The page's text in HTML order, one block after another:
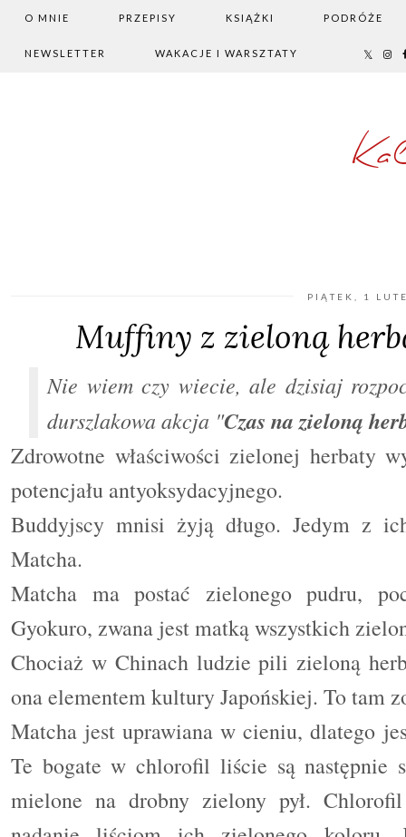
O MNIE PRZEPISY KSIĄŻKI PODRÓŻE
NEWSLETTER WAKACJE I WARSZTATY
PIĄTEK, 1
Muffiny z zieloną
Nie wiem czy wiecie, ale dzisiaj
durszlakowa akcja "Czas na zieloną
Zdrowotne właściwości zielonej herbaty
potencjału antyoksydacyjnego.
Buddyjscy mnisi żyją długo. Jedym z
Matcha.
Matcha ma postać zielonego pudru,
Gyokuro, zwana jest matką wszystkich
Chociaż w Chinach ludzie pili zieloną
ona elementem kultury Japońskiej. To tam
Matcha jest uprawiana w cieniu, dlatego
Te bogate w chlorofil liście są następnie
mielone na drobny zielony pył.